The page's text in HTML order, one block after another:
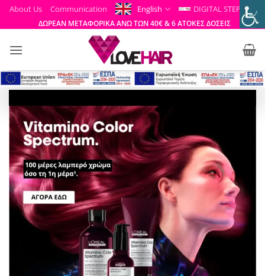
SkipAbout Us Communication English DIGITAL STEP
ΔΩΡΕΑΝ ΜΕΤΑΦΟΡΙΚΑ ΑΝΩ ΤΩΝ 40€ & 6 ΑΤΟΚΕΣ ΔΟΣΕΙΣ